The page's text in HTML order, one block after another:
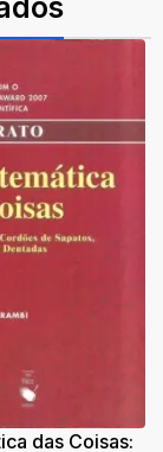
das Coisas: